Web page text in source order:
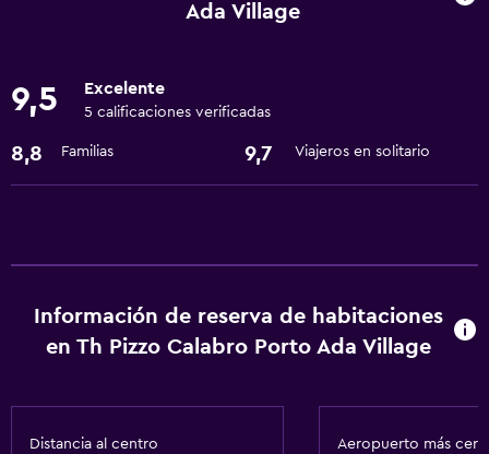
Playa privada
Comedor
Salud y seguridad
Ideal para familias
Ada Village
9,5 Excelente
5 calificaciones verificadas
8,8 Familias 9,7 Viajeros en solitario
Información de reserva de habitaciones
en Th Pizzo Calabro Porto Ada Village
Distancia al centro Aeropuerto más